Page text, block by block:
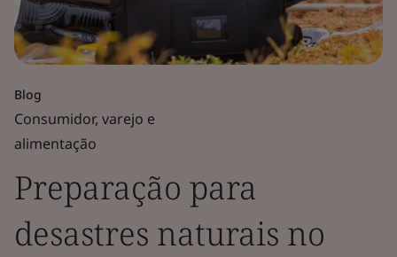
Blog
Consumidor, varejo e
alimentação
Preparação para
desastres naturais no